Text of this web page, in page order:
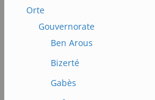
Orte
Gouvernorate
Ben Arous
Bizerté
Gabès